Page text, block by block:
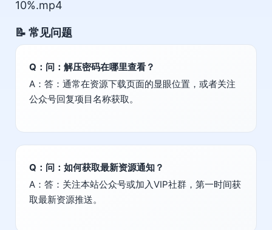
10%.mp4
📝 常见问题
Q：问：解压密码在哪里查看？
A：答：通常在资源下载页面的显眼位置，或者关注
公众号回复项目名称获取。
Q：问：如何获取最新资源通知？
A：答：关注本站公众号或加入VIP社群，第一时间获
取最新资源推送。